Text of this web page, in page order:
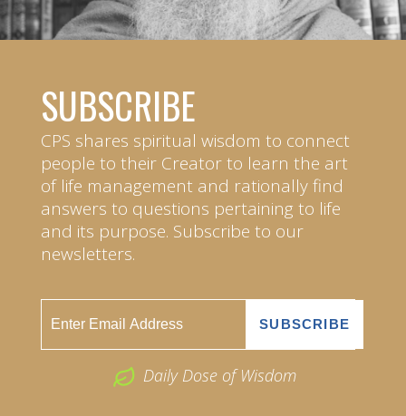
SUBSCRIBE
CPS shares spiritual wisdom to connect
people to their Creator to learn the art
of life management and rationally find
answers to questions pertaining to life
and its purpose. Subscribe to our
newsletters.
Daily Dose of Wisdom